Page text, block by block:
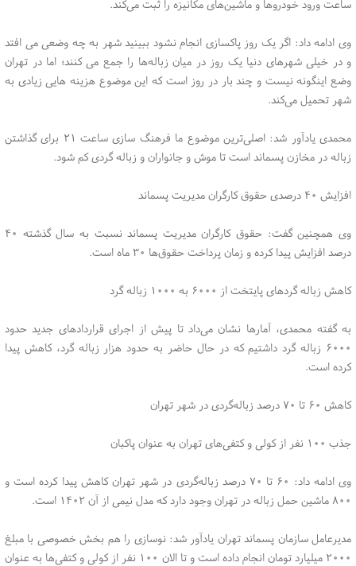
وی ادامه داد: اگر یک روز پاکسازی انجام نشود ببینید شهر به چه وضعی می افتد
و در خیلی شهرهای دنیا یک روز در میان زباله‌ها را جمع می کنند؛ اما در تهران
وضع اینگونه نیست و چند بار در روز است که این موضوع هزینه هایی زیادی به
شهر تحمیل می‌کند.
محمدی یادآور شد: اصلی‌ترین موضوع ما فرهنگ سازی ساعت ۲۱ برای گذاشتن
زباله در مخازن پسماند است تا موش و جانواران و زباله گردی کم شود.
افزایش ۴۰ درصدی حقوق کارگران مدیریت پسماند
وی همچنین گفت: حقوق کارگران مدیریت پسماند نسبت به سال گذشته ۴۰
درصد افزایش پیدا کرده و زمان پرداخت حقوق‌ها ۳۰ ماه است.
کاهش زباله گردهای پایتخت از ۶۰۰۰ به ۱۰۰۰ زباله گرد
به گفته محمدی، آمارها نشان می‌داد تا پیش از اجرای قراردادهای جدید حدود
۶۰۰۰ زباله گرد داشتیم که در حال حاضر به حدود هزار زباله گرد، کاهش پیدا
کرده است.
کاهش ۶۰ تا ۷۰ درصد زباله‌گردی در شهر تهران
جذب ۱۰۰ نفر از کولی و کتفی‌های تهران به عنوان پاکبان
وی ادامه داد: ۶۰ تا ۷۰ درصد زباله‌گردی در شهر تهران کاهش پیدا کرده است و
۸۰۰ ماشین حمل زباله در تهران وجود دارد که مدل نیمی از آن ۱۴۰۲ است.
مدیرعامل سازمان پسماند تهران یادآور شد: نوسازی را هم بخش خصوصی با مبلغ
۲۰۰۰ میلیارد تومان انجام داده است و تا الان ۱۰۰ نفر از کولی و کتفی‌ها به عنوان